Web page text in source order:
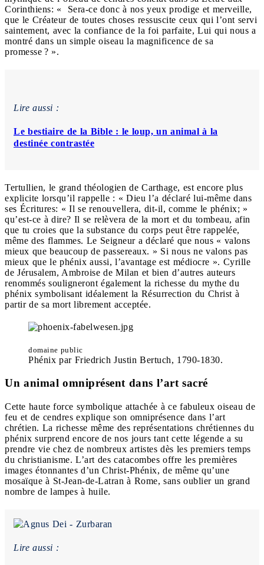
Corinthiens: « Sera-ce donc à nos yeux prodige et merveille,
que le Créateur de toutes choses ressuscite ceux qui l’ont servi
saintement, avec la confiance de la foi parfaite, Lui qui nous a
montré dans un simple oiseau la magnificence de sa
promesse ? ».
Lire aussi :
Le bestiaire de la Bible : le loup, un animal à la
destinée contrastée
Tertullien, le grand théologien de Carthage, est encore plus
explicite lorsqu’il rappelle : « Dieu l’a déclaré lui-même dans
ses Écritures: « Il se renouvellera, dit-il, comme le phénix; »
qu’est-ce à dire? Il se relèvera de la mort et du tombeau, afin
que tu croies que la substance du corps peut être rappelée,
même des flammes. Le Seigneur a déclaré que nous « valons
mieux que beaucoup de passereaux. » Si nous ne valons pas
mieux que le phénix aussi, l’avantage est médiocre ». Cyrille
de Jérusalem, Ambroise de Milan et bien d’autres auteurs
renommés souligneront également la richesse du mythe du
phénix symbolisant idéalement la Résurrection du Christ à
partir de sa mort librement acceptée.
domaine public
Phénix par Friedrich Justin Bertuch, 1790-1830.
Un animal omniprésent dans l’art sacré
Cette haute force symbolique attachée à ce fabuleux oiseau de
feu et de cendres explique son omniprésence dans l’art
chrétien. La richesse même des représentations chrétiennes du
phénix surprend encore de nos jours tant cette légende a su
prendre vie chez de nombreux artistes dès les premiers temps
du christianisme. L’art des catacombes offre les premières
images étonnantes d’un Christ-Phénix, de même qu’une
mosaïque à St-Jean-de-Latran à Rome, sans oublier un grand
nombre de lampes à huile.
Lire aussi :